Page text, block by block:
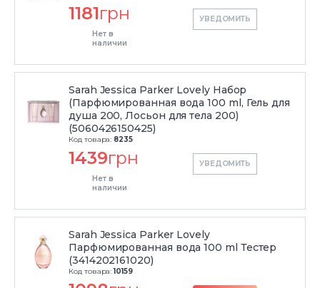
1181грн
Нет в
наличии
УВЕДОМИТЬ
Sarah Jessica Parker Lovely Набор
(Парфюмированная вода 100 ml, Гель для
душа 200, Лосьон для тела 200)
(5060426150425)
Код товара: 8235
1439грн
Нет в
наличии
УВЕДОМИТЬ
Sarah Jessica Parker Lovely
Парфюмированная вода 100 ml Тестер
(3414202161020)
Код товара:10159